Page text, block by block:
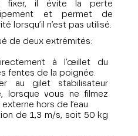
fixer, il évite la perte
et permet de
lorsqu’il n’est pas utilisé.
de deux extrémités:
à l’œillet du
fentes de la poignée.
au gilet stabilisateur
lorsque vous ne filmez
hors de l’eau.
de 1,3 m/s, soit 50 kg